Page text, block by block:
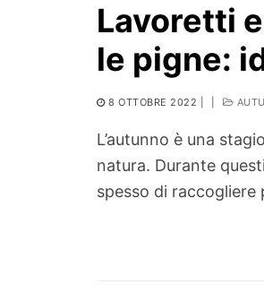
Lavoretti
le pigne:
8 OTTOBRE 2022
L’autunno è una
natura. Durante
spesso di raccogliere